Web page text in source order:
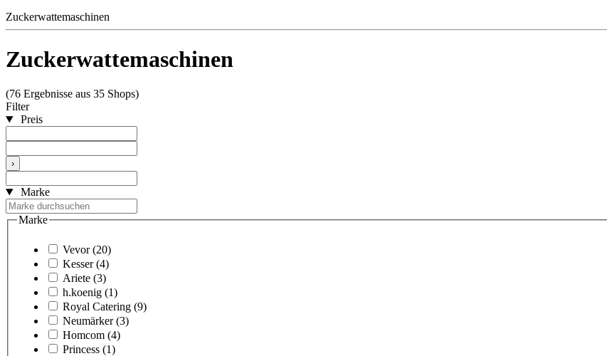
Zuckerwattemaschinen
Zuckerwattemaschinen
(76 Ergebnisse aus 35 Shops)
Filter
Preis
›
Marke
Marke
Vevor (20)
Kesser (4)
Ariete (3)
h.koenig (1)
Royal Catering (9)
Neumärker (3)
Homcom (4)
Princess (1)